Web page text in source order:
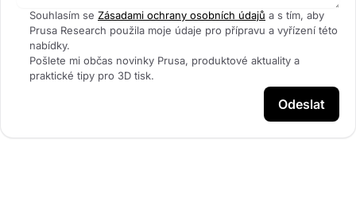
Souhlasím se Zásadami ochrany osobních údajů a s tím, aby
Prusa Research použila moje údaje pro přípravu a vyřízení této
nabídky.
Pošlete mi občas novinky Prusa, produktové aktuality a
praktické tipy pro 3D tisk.
Odeslat